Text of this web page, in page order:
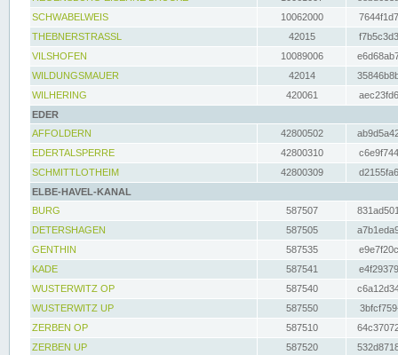
SCHWABELWEIS
10062000
THEBNERSTRASSL
42015
VILSHOFEN
10089006
WILDUNGSMAUER
42014
WILHERING
420061
EDER
AFFOLDERN
42800502
EDERTALSPERRE
42800310
SCHMITTLOTHEIM
42800309
ELBE-HAVEL-KANAL
BURG
587507
DETERSHAGEN
587505
GENTHIN
587535
KADE
587541
WUSTERWITZ OP
587540
WUSTERWITZ UP
587550
ZERBEN OP
587510
ZERBEN UP
587520